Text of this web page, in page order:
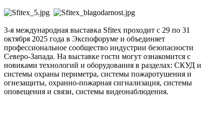
3-я международная выставка Sfitex проходит с 29 по 31
октября 2025 года в Экспофоруме и объединяет
профессиональное сообщество индустрии безопасности
Северо-Запада. На выставке гости могут ознакомится с
новиками технологий и оборудования в разделах: СКУД и
системы охраны периметра, системы пожаротушения и
огнезащиты, охранно-пожарная сигнализация, системы
оповещения и связи, системы видеонаблюдения.